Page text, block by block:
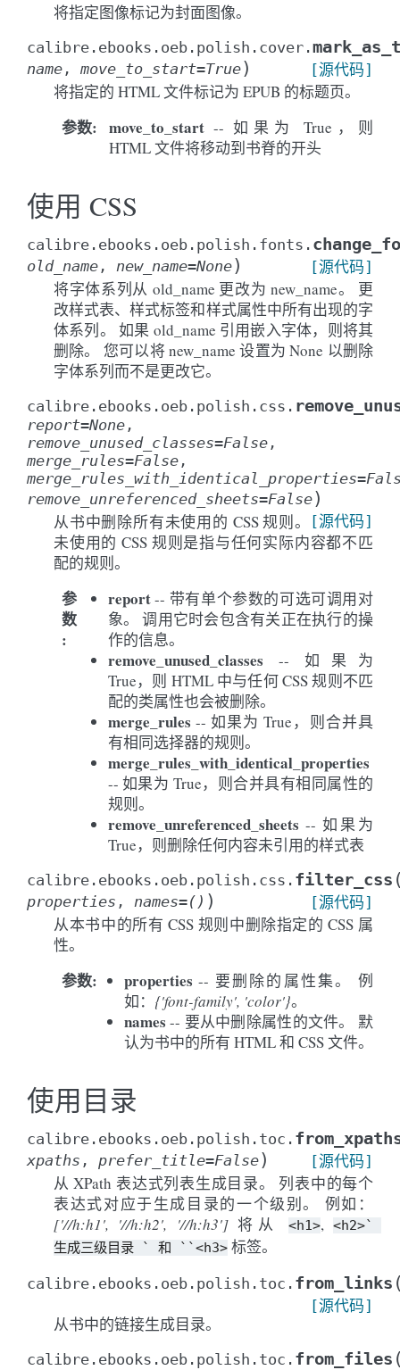
将指定图像标记为封面图像。
calibre.ebooks.oeb.polish.cover.
name , move_to_start=True) [源代码]
将指定的 HTML 文件标记为 EPUB 的标题页。
参数: move_to_start -- 如果为 True，则
HTML 文件将移动到书脊的开头
使用 CSS
calibre.ebooks.oeb.polish.fonts.
old_name , new_name=None) [源代码]
将字体系列从 old_name 更改为 new_name。 更
改样式表、样式标签和样式属性中所有出现的字
体系列。 如果 old_name 引用嵌入字体，则将其
删除。 您可以将 new_name 设置为 None 以删除
字体系列而不是更改它。
calibre.ebooks.oeb.polish.css.
report=None ,
remove_unused_classes=False ,
merge_rules=False ,
merge_rules_with_identical_properties=
remove_unreferenced_sheets=False)
[源代码]
从书中删除所有未使用的 CSS 规则。
未使用的 CSS 规则是指与任何实际内容都不匹
配的规则。
参
数
:
report-- 带有单个参数的可选可调用对
象。 调用它时会包含有关正在执行的操
作的信息。
remove_unused_classes -- 如果为
True，则 HTML 中与任何 CSS 规则不匹
配的类属性也会被删除。
merge_rules -- 如果为 True，则合并具
有相同选择器的规则。
merge_rules_with_identical_properties
-- 如果为 True，则合并具有相同属性的
规则。
remove_unreferenced_sheets -- 如果为
True，则删除任何内容未引用的样式表
calibre.ebooks.oeb.polish.css. filter_css
properties , names=() ) [源代码]
从本书中的所有 CSS 规则中删除指定的 CSS 属
性。
参数: properties -- 要删除的属性集。 例
如： {'font-family', 'color'}。
names -- 要从中删除属性的文件。 默
认为书中的所有 HTML 和 CSS 文件。
使用目录
calibre.ebooks.oeb.polish.toc.
xpaths , prefer_title=False) [源代码]
从 XPath 表达式列表生成目录。 列表中的每个
表达式对应于生成目录的一个级别。 例如：
['//h:h1', '//h:h2', '//h:h3']将从 <h1>,<h2>`
生成三级目录
` 和 ``<h3> 标签。
calibre.ebooks.oeb.polish.toc. from_links
[源代码]
从书中的链接生成目录。
calibre.ebooks.oeb.polish.toc. from_files